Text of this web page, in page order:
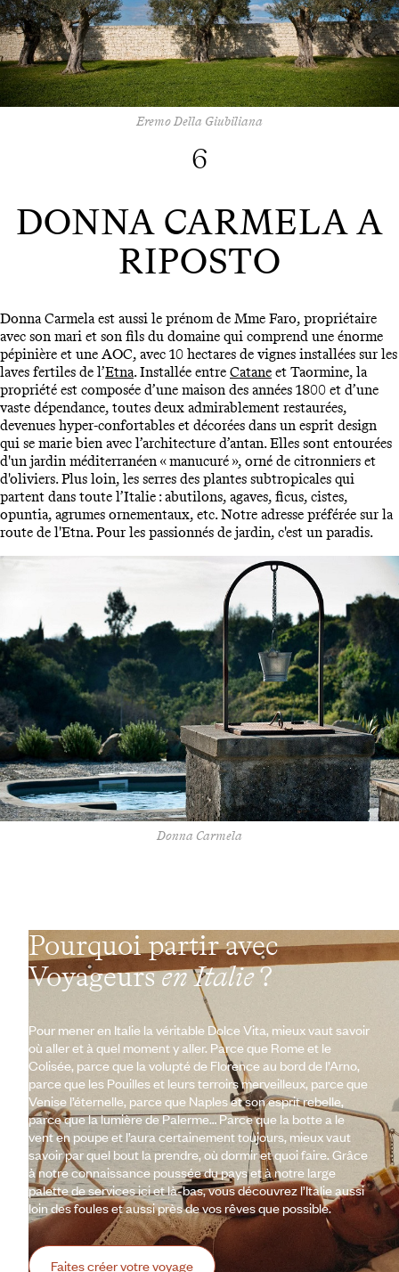
Eremo Della Giubiliana
6
DONNA CARMELA A
RIPOSTO
Donna Carmela est aussi le prénom de Mme Faro, propriétaire
avec son mari et son fils du domaine qui comprend une énorme
pépinière et une AOC, avec 10 hectares de vignes installées sur les
laves fertiles de l’Etna. Installée entre Catane et Taormine, la
propriété est composée d’une maison des années 1800 et d’une
vaste dépendance, toutes deux admirablement restaurées,
devenues hyper-confortables et décorées dans un esprit design
qui se marie bien avec l’architecture d’antan. Elles sont entourées
d'un jardin méditerranéen « manucuré », orné de citronniers et
d'oliviers. Plus loin, les serres des plantes subtropicales qui
partent dans toute l’Italie : abutilons, agaves, ficus, cistes,
opuntia, agrumes ornementaux, etc. Notre adresse préférée sur la
route de l'Etna. Pour les passionnés de jardin, c'est un paradis.
Donna Carmela
Pourquoi partir avec
Voyageursen Italie?
Pour mener en Italie la véritable Dolce Vita, mieux vaut savoir
où aller et à quel moment y aller. Parce que Rome et le
Colisée, parce que la volupté de Florence au bord de l’Arno,
parce que les Pouilles et leurs terroirs merveilleux, parce que
Venise l’éternelle, parce que Naples et son esprit rebelle,
parce que la lumière de Palerme… Parce que la botte a le
vent en poupe et l’aura certainement toujours, mieux vaut
savoir par quel bout la prendre, où dormir et quoi faire. Grâce
à notre connaissance poussée du pays et à notre large
palette de services ici et là-bas, vous découvrez l’Italie aussi
loin des foules et aussi près de vos rêves que possible.
Faites créer votre voyage